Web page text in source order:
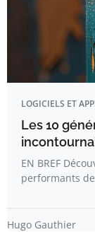
LOGICIELS ET
Les 10
EN BREF
performants
Hugo Gauthier